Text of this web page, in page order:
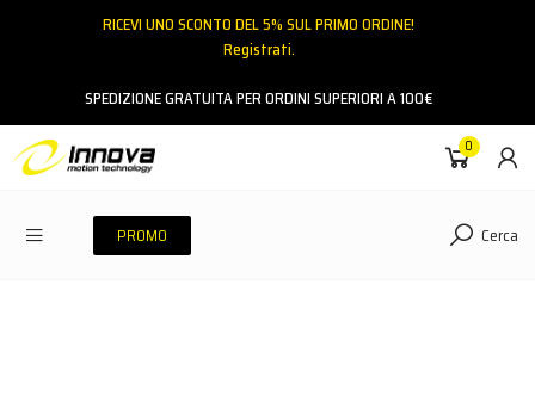
RICEVI UNO SCONTO DEL 5% SUL PRIMO ORDINE!
Registrati.
SPEDIZIONE GRATUITA PER ORDINI SUPERIORI A 100€
0
PROMO Cerca